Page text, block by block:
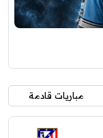
مباريات قادمة